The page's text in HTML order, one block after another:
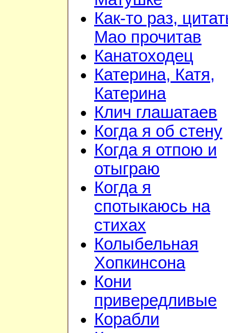
Как-то раз,
Мао прочитав
Канатоходец
Катерина, Катя,
Катерина
Клич глашатаев
Когда я об стену
Когда я отпою и
отыграю
Когда я
спотыкаюсь на
стихах
Колыбельная
Хопкинсона
Кони
привередливые
Корабли